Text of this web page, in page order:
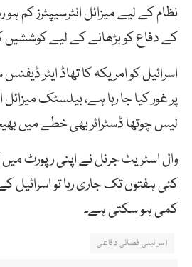
نظام کے لیے میزائل انٹرسیپٹرز کم ہو
کے دفاع کو بڑھانے کے لیے کوششیں
اسرائیل کو امریکہ کا تھاڈ ایئر
پر غور کیا جا رہا ہے، بیلسٹک
لیس چوتھا ڈسٹرائر بھی خطے میں
وال اسٹریٹ جرنل نے اپنی رپورٹ میں
کئی ہفتوں تک جاری رہا تو اسرائیل
کمی ہو سکتی ہے۔
اسرائیلی فضائی دفاعی